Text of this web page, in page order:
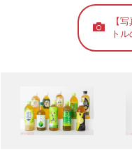
【
ト